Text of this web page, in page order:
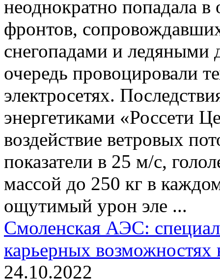
неоднократно попадала в
фронтов,
снегопадами и
очередь провоцировали
электросетях.
энергетиками «Россети
воздействие ветровых
показатели в 25 м/с,
массой до 250 кг в
ощутимый урон эле ...
Смоленская АЭС:
карьерных возможностях
24.10.2022